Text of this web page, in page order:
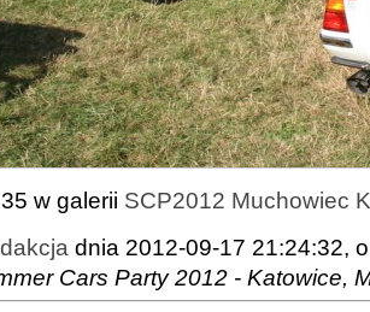
w galerii SCP2012 Muchowiec
dnia 2012-09-17 21:24:32,
Cars Party 2012 - Katowice,